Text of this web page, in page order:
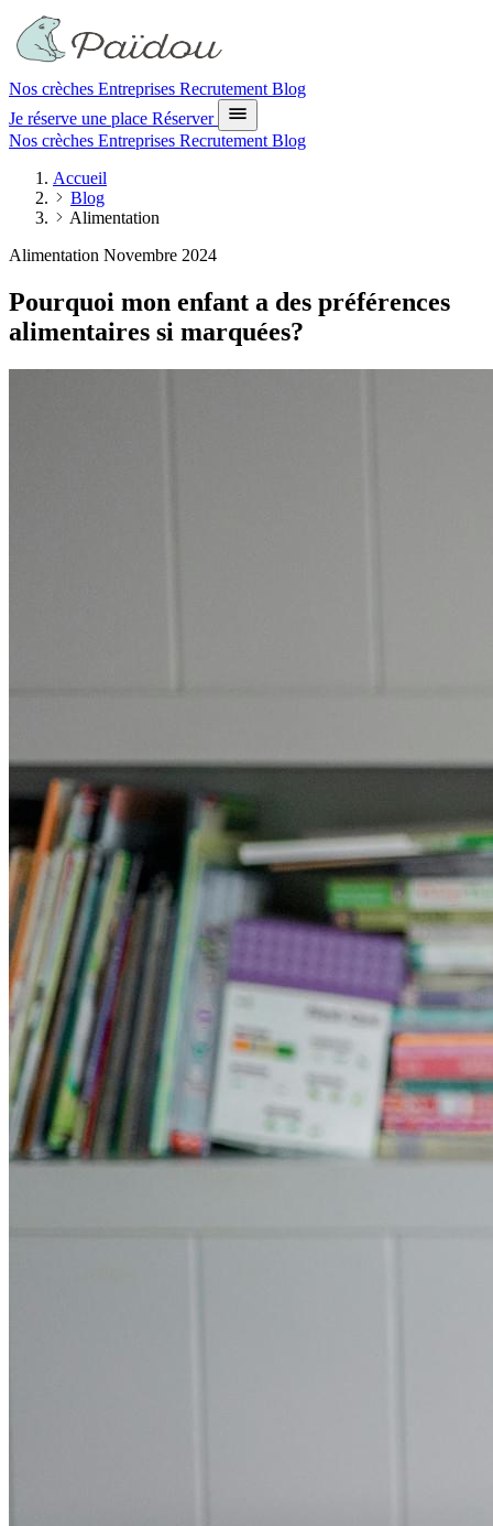
Nos crèches Entreprises Recrutement Blog
Je réserve une place Réserver
Nos crèches Entreprises Recrutement Blog
Accueil
Blog
Alimentation
Alimentation Novembre 2024
Pourquoi mon enfant a des préférences
alimentaires si marquées?